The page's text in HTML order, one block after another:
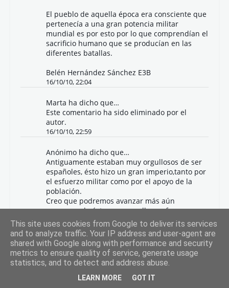
El pueblo de aquella época era consciente que
pertenecía a una gran potencia militar
mundial es por esto por lo que comprendían el
sacrificio humano que se producían en las
diferentes batallas.
Belén Hernández Sánchez E3B
16/10/10, 22:04
Marta ha dicho que…
Este comentario ha sido eliminado por el
autor.
16/10/10, 22:59
Anónimo ha dicho que…
Antiguamente estaban muy orgullosos de ser
españoles, ésto hizo un gran imperio,tanto por
el esfuerzo militar como por el apoyo de la
población.
Creo que podremos avanzar más aún
conservando éste gran orgullo y esfuerzo
militar, pero también avanzando mediante la
investigación,el trabajo...
La cultura e historia que hemos hecho con el
paso del tiempo no debe dejarse atrás sino
que debemos conservarla.
Pero no debemos olvidar que el esfuerzo y el
trabajo nos permitirá manternernos como un
This site uses cookies from Google to deliver its services
and to analyze traffic. Your IP address and user-agent are
shared with Google along with performance and security
metrics to ensure quality of service, generate usage
statistics, and to detect and address abuse.
LEARN MORE GOT IT